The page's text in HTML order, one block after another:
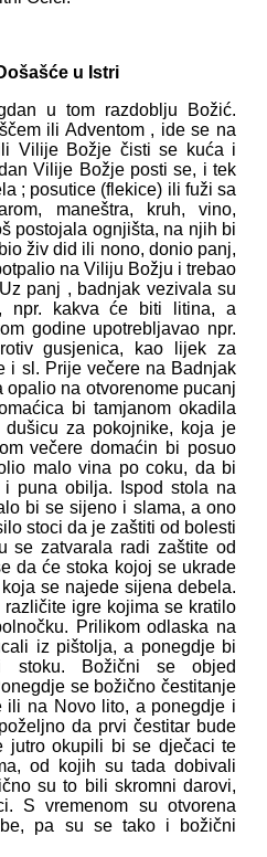
u Istri
u tom razdoblju Božić.
ili Adventom , ide se na
Vilije Božje čisti se kuća i
Vilije Božje posti se, i tek
; posutice (flekice) ili fuži sa
maneštra, kruh, vino,
postojala ognjišta, na njih bi
živ did ili nono, donio panj,
na Viliju Božju i trebao
panj , badnjak vezivala su
npr. kakva će biti litina, a
godine upotrebljavao npr.
gusjenica, kao lijek za
i sl. Prije večere na Badnjak
na otvorenome pucanj
bi tamjanom okadila
za pokojnike, koja je
večere domaćin bi posuo
malo vina po coku, da bi
puna obilja. Ispod stola na
bi se sijeno i slama, a ono
stoci da je zaštiti od bolesti
se zatvarala radi zaštite od
da će stoka kojoj se ukrade
se najede sijena debela.
igre kojima se kratilo
Prilikom odlaska na
iz pištolja, a ponegdje bi
stoku. Božični se objed
se božično čestitanje
ili na Novo lito, a ponegdje i
da prvi čestitar bude
jutro okupili bi se dječaci te
od kojih su tada dobivali
su to bili skromni darovi,
S vremenom su otvorena
pa su se tako i božični